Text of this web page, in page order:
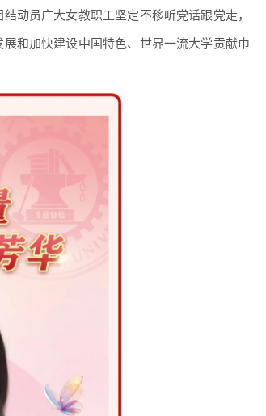
动员广大女教职工坚定不移听党话跟党走，
和加快建设中国特色、世界一流大学贡献巾